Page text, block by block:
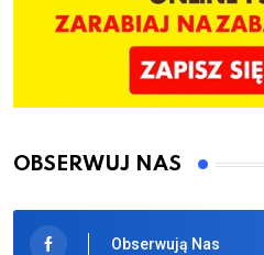
OBSERWUJ NAS
Obserwują Nas